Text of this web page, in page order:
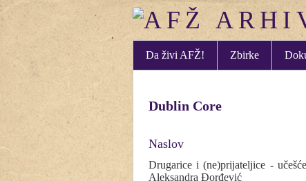
Da živi AFŽ! Zbirke
Dublin Core
Naslov
Drugarice i (ne)prijateljice -
Aleksandra Đorđević